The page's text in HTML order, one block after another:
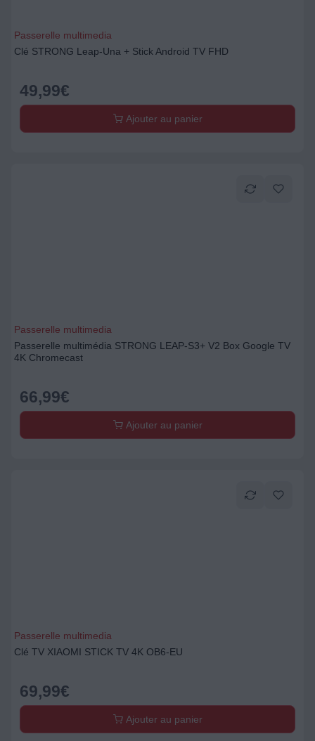
Passerelle multimedia
Clé STRONG Leap-Una + Stick Android TV FHD
49,99€
Ajouter au panier
Passerelle multimedia
Passerelle multimédia STRONG LEAP-S3+ V2 Box Google TV
4K Chromecast
66,99€
Ajouter au panier
Passerelle multimedia
Clé TV XIAOMI STICK TV 4K OB6-EU
69,99€
Ajouter au panier